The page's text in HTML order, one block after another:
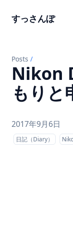
すっさんぽ
Posts /
Nikon
もりと
2017年9月6日
日記（Diary）